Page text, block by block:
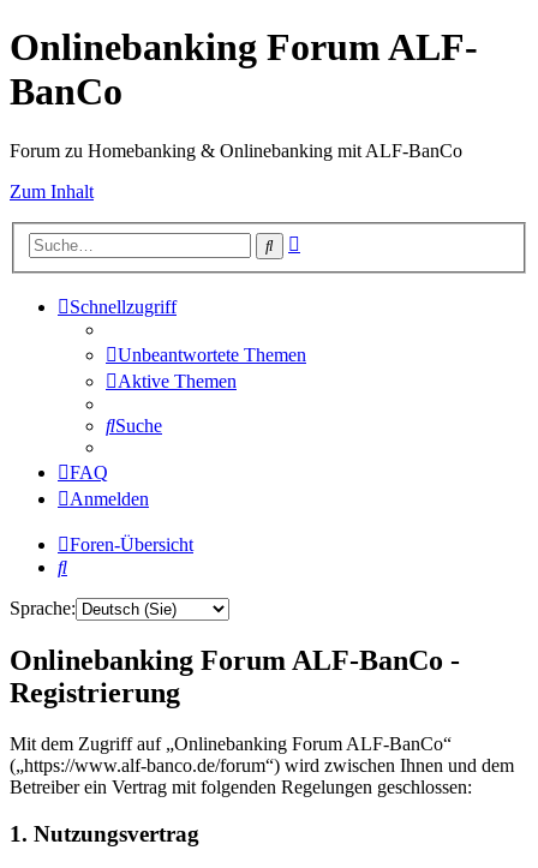
Onlinebanking Forum ALF-
BanCo
Forum zu Homebanking & Onlinebanking mit ALF-BanCo
Zum Inhalt
Suche
Schnellzugriff
Unbeantwortete Themen
Aktive Themen
Suche
FAQ
Anmelden
Foren-Übersicht
Suche
Sprache:
Onlinebanking Forum ALF-BanCo -
Registrierung
Mit dem Zugriff auf „Onlinebanking Forum ALF-BanCo“
(„https://www.alf-banco.de/forum“) wird zwischen Ihnen und dem
Betreiber ein Vertrag mit folgenden Regelungen geschlossen:
1. Nutzungsvertrag